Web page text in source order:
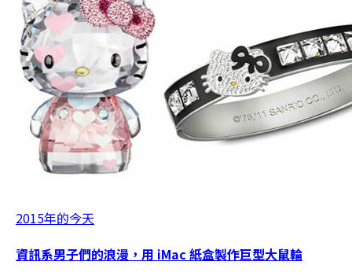
2015年的今天
資訊系男子們的浪漫，用 iMac 紙盒製作巨型大鼠輪